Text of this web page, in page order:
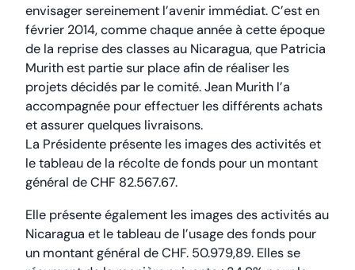
envisager sereinement l’avenir immédiat. C’est en
février 2014, comme chaque année à cette époque
de la reprise des classes au Nicaragua, que Patricia
Murith est partie sur place afin de réaliser les
projets décidés par le comité. Jean Murith l’a
accompagnée pour effectuer les différents achats
et assurer quelques livraisons.
La Présidente présente les images des activités et
le tableau de la récolte de fonds pour un montant
général de CHF 82.567.67.
Elle présente également les images des activités au
Nicaragua et le tableau de l’usage des fonds pour
un montant général de CHF. 50.979,89. Elles se